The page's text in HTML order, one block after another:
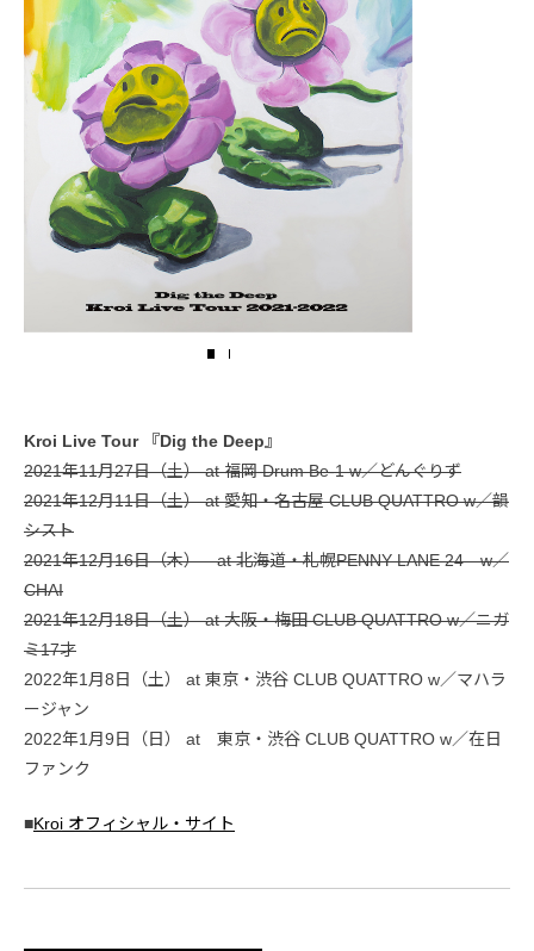
Kroi Live Tour 『Dig the Deep』
2021年11月27日（土） at 福岡 Drum Be-1 w／どんぐりず
2021年12月11日（土） at 愛知・名古屋 CLUB QUATTRO w／韻
シスト
2021年12月16日（木） at 北海道・札幌PENNY LANE 24 w／
CHAI
2021年12月18日（土） at 大阪・梅田 CLUB QUATTRO w／ニガ
ミ17才
2022年1月8日（土） at 東京・渋谷 CLUB QUATTRO w／マハラ
ージャン
2022年1月9日（日） at 東京・渋谷 CLUB QUATTRO w／在日
ファンク
■Kroi オフィシャル・サイト